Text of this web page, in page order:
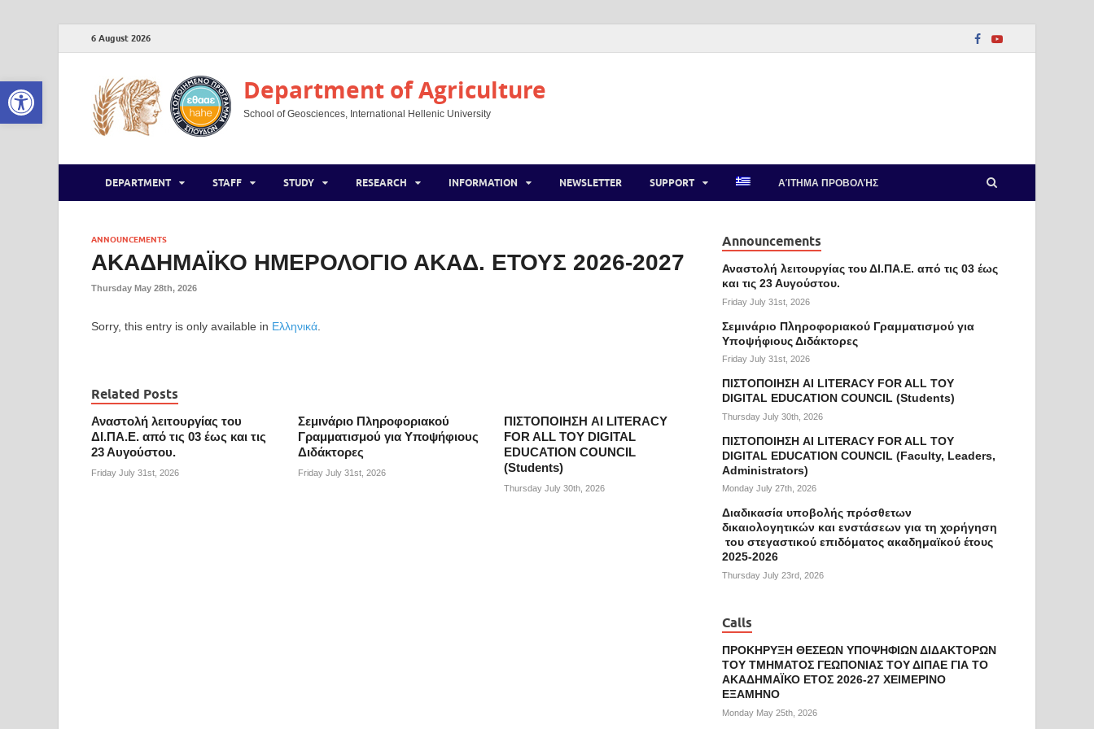
Open toolbar
6 August 2026
Department of Agriculture
School of Geosciences, International Hellenic University
DEPARTMENT STAFF STUDY RESEARCH INFORMATION NEWSLETTER SUPPORT ΑΊΤΗΜΑ ΠΡΟΒΟΛΉΣ
ANNOUNCEMENTS
ΑΚΑΔΗΜΑΪΚΟ ΗΜΕΡΟΛΟΓΙΟ ΑΚΑΔ. ΕΤΟΥΣ 2026-2027
Thursday May 28th, 2026
Sorry, this entry is only available in Ελληνικά
Related Posts
Αναστολή λειτουργίας του
ΔΙ.ΠΑ.Ε. από τις 03 έως και τις
23 Αυγούστου.
Friday July 31st, 2026
Σεμινάριο Πληροφοριακού
Γραμματισμού για Υποψήφιους
Διδάκτορες
Friday July 31st, 2026
ΠΙΣΤΟΠΟΙΗΣΗ AI LITERACY
FOR ALL ΤΟΥ DIGITAL
EDUCATION COUNCIL
(Students)
Thursday July 30th, 2026
Announcements
Αναστολή λειτουργίας του ΔΙ.ΠΑ.Ε. από τις 03 έως
και τις 23 Αυγούστου.
Friday July 31st, 2026
Σεμινάριο Πληροφοριακού Γραμματισμού για
Υποψήφιους Διδάκτορες
Friday July 31st, 2026
ΠΙΣΤΟΠΟΙΗΣΗ AI LITERACY FOR ALL ΤΟΥ
DIGITAL EDUCATION COUNCIL (Students)
Thursday July 30th, 2026
ΠΙΣΤΟΠΟΙΗΣΗ AI LITERACY FOR ALL ΤΟΥ
DIGITAL EDUCATION COUNCIL (Faculty, Leaders,
Administrators)
Monday July 27th, 2026
Διαδικασία υποβολής πρόσθετων
δικαιολογητικών και ενστάσεων για τη χορήγηση
του στεγαστικού επιδόματος ακαδημαϊκού έτους
2025-2026
Thursday July 23rd, 2026
Calls
ΠΡΟΚΗΡΥΞΗ ΘΕΣΕΩΝ ΥΠΟΨΗΦΙΩΝ ΔΙΔΑΚΤΟΡΩΝ
ΤΟΥ ΤΜΗΜΑΤΟΣ ΓΕΩΠΟΝΙΑΣ ΤΟΥ ΔΙΠΑΕ ΓΙΑ ΤΟ
ΑΚΑΔΗΜΑΪΚΟ ΕΤΟΣ 2026-27 ΧΕΙΜΕΡΙΝΟ
ΕΞΑΜΗΝΟ
Monday May 25th, 2026